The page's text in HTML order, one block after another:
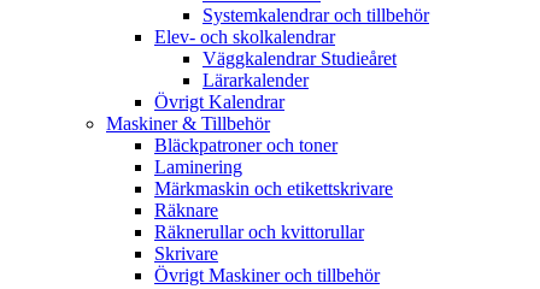
Systemkalendrar och tillbehör
Elev- och skolkalendrar
Väggkalendrar Studieåret
Lärarkalender
Övrigt Kalendrar
Maskiner & Tillbehör
Bläckpatroner och toner
Laminering
Märkmaskin och etikettskrivare
Räknare
Räknerullar och kvittorullar
Skrivare
Övrigt Maskiner och tillbehör